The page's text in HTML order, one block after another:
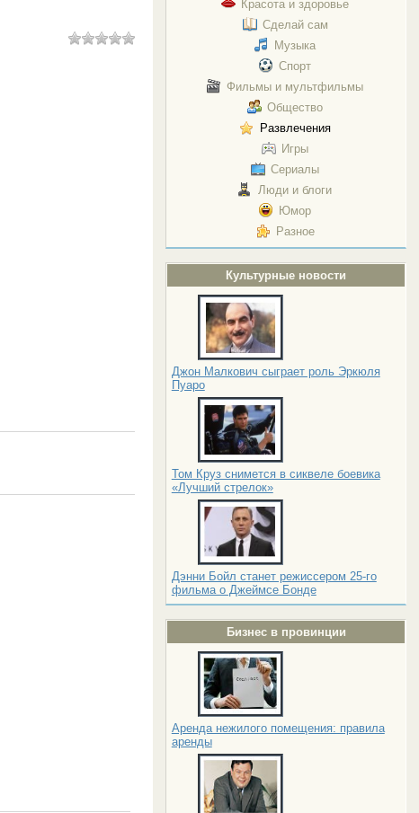
Красота и здоровье
Сделай сам
Музыка
Спорт
Фильмы и мультфильмы
Общество
Развлечения
Игры
Сериалы
Люди и блоги
Юмор
Разное
Культурные новости
Джон Малкович сыграет роль Эркюля
Пуаро
Том Круз снимется в сиквеле боевика
«Лучший стрелок»
Дэнни Бойл станет режиссером 25-го
фильма о Джеймсе Бонде
Бизнес в провинции
Аренда нежилого помещения: правила
аренды